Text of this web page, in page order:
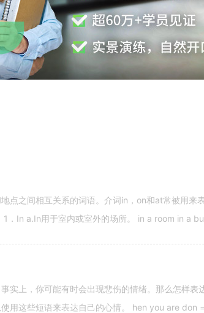
点之间相互关系的词语。介词in，on和at常被用来
1．In a.In用于室内或室外的场所。 in a room in a
实上，你可能有时会出现悲伤的情绪。那么怎样
用这些短语来表达自己的心情。 hen you are don